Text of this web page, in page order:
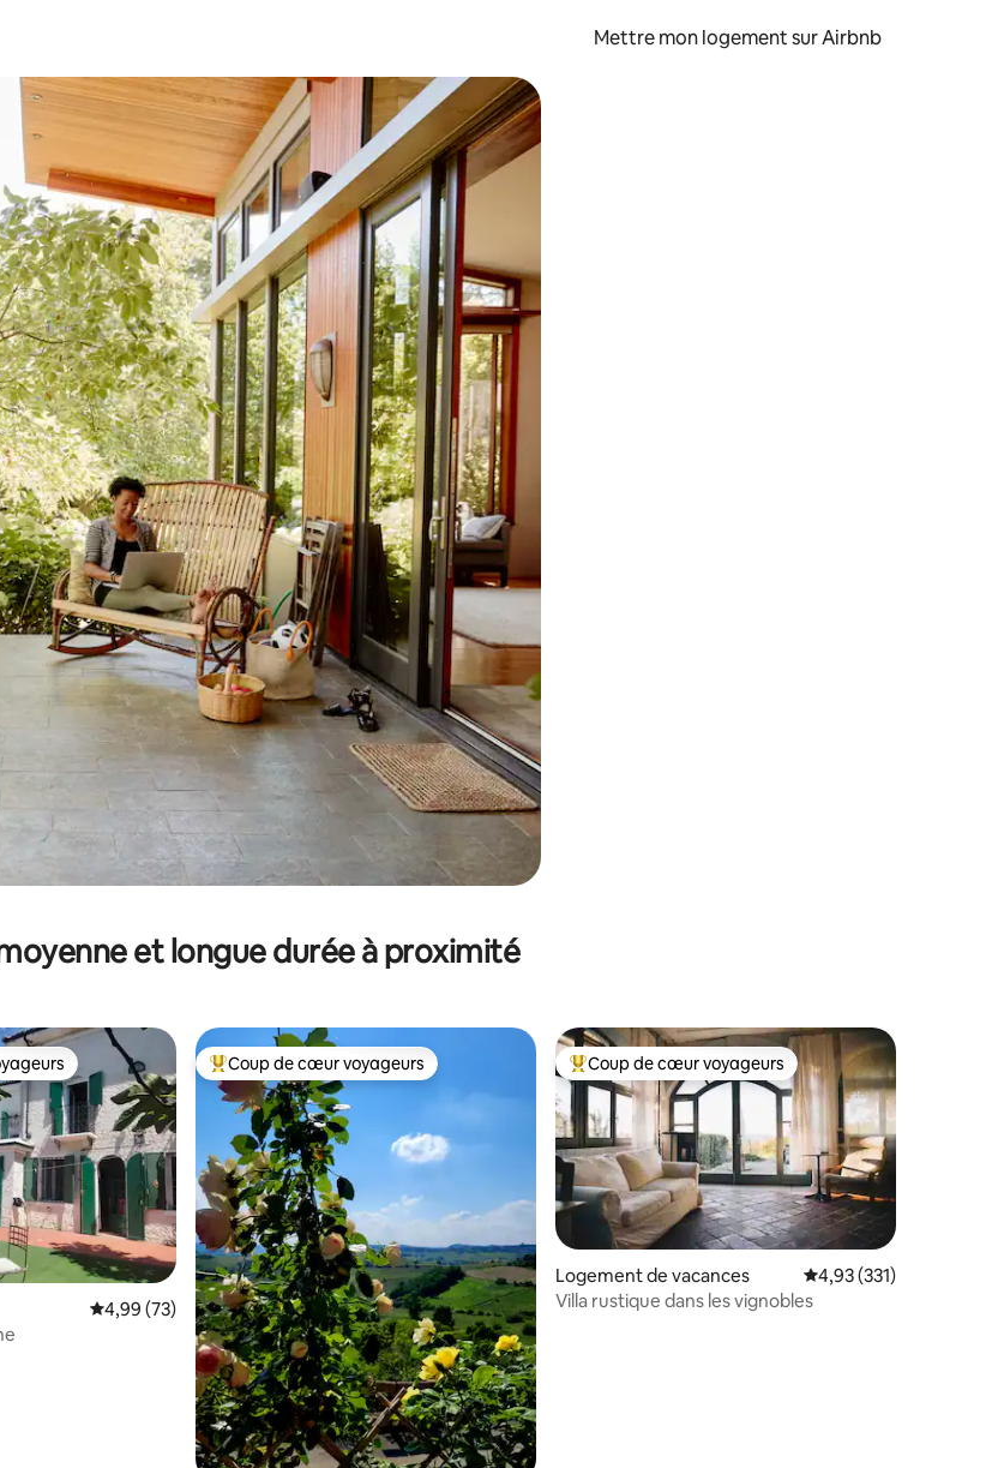
Mettre mon logement sur Airbnb
et vers le bas pour les parcourir ou en appuyant et en faisant glisser.
et longue durée à proximité
31 commentaires : 4,97 sur 5
les plus appréciés
Évaluation moyenne sur la base de 73 commentaires : 4,99 sur 5
4,99 (73)
Coups de cœur voyageurs les plus appréciés
Coup de cœur voyageurs Coups de cœur voyageurs les plus appréciés
Coup de cœur voyageurs
Logement de vacances Évaluation moyenne
4,93 (331)
Villa rustique dans les vignobles